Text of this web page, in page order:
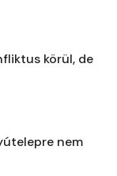
körül, de
nem